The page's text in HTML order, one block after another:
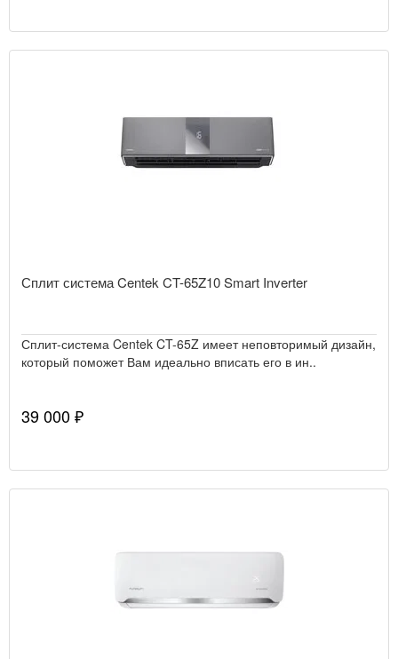
Сплит система Centek CT-65Z10 Smart Inverter
Сплит-система Centek CT-65Z имеет неповторимый дизайн,
который поможет Вам идеально вписать его в ин..
39 000 ₽